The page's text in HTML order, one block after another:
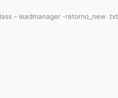
2 class - leadmanager -